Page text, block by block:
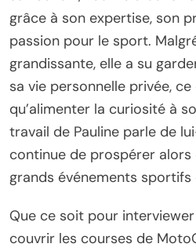
grâce à son expertise, son
passion pour le sport.
grandissante, elle a su
sa vie personnelle privée, ce
qu’alimenter la curiosité à
travail de Pauline parle de
continue de prospérer alors
grands événements sportifs
Que ce soit pour
couvrir les courses de